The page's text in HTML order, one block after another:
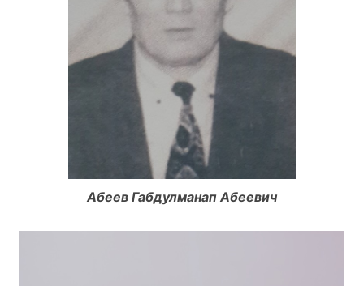
Абеев Габдулманап Абеевич